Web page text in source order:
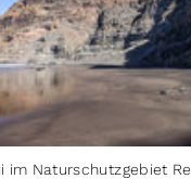
im Naturschutzgebiet